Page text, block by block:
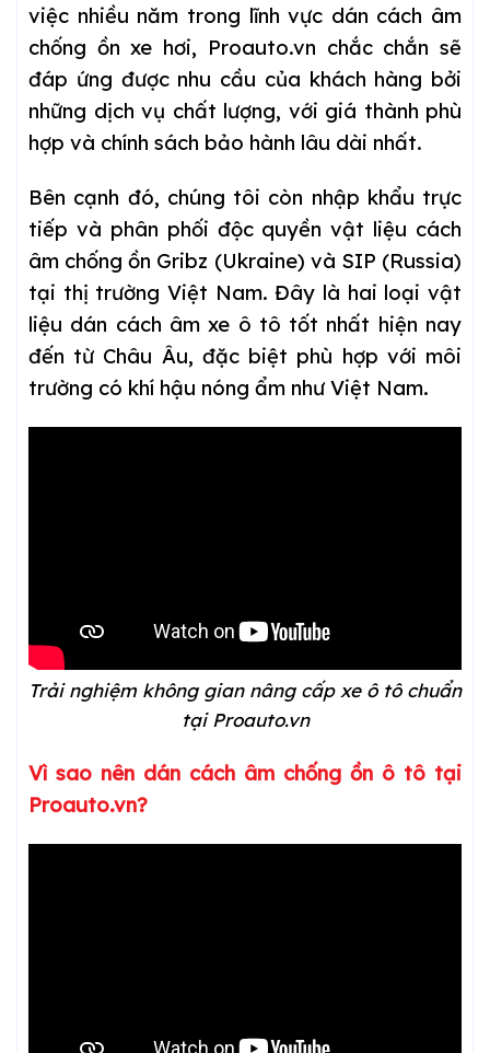
việc nhiều năm trong lĩnh vực dán cách âm
chống ồn xe hơi, Proauto.vn chắc chắn sẽ
đáp ứng được nhu cầu của khách hàng bởi
những dịch vụ chất lượng, với giá thành phù
hợp và chính sách bảo hành lâu dài nhất.
Bên cạnh đó, chúng tôi còn nhập khẩu trực
tiếp và phân phối độc quyền vật liệu cách
âm chống ồn Gribz (Ukraine) và SIP (Russia)
tại thị trường Việt Nam. Đây là hai loại vật
liệu dán cách âm xe ô tô tốt nhất hiện nay
đến từ Châu Âu, đặc biệt phù hợp với môi
trường có khí hậu nóng ẩm như Việt Nam.
Trải nghiệm không gian nâng cấp xe ô tô chuẩn
tại Proauto.vn
Vì sao nên dán cách âm chống ồn ô tô tại
Proauto.vn?